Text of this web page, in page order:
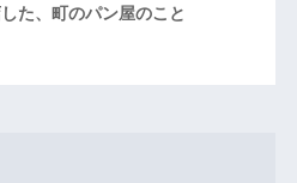
た、町のパン屋のこと